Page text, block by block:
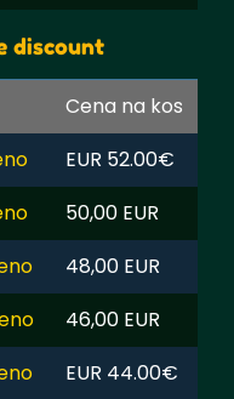
discount
Cena na kos
EUR 52.00€
50,00 EUR
48,00 EUR
46,00 EUR
EUR 44.00€